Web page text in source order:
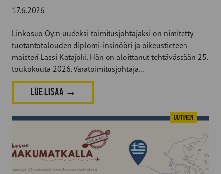
17.6.2026
Linkosuo Oy:n uudeksi toimitusjohtajaksi on nimitetty
tuotantotalouden diplomi-insinööri ja oikeustieteen
maisteri Lassi Katajoki. Hän on aloittanut tehtävässään 25.
toukokuuta 2026. Varatoimitusjohtaja…
LUE LISÄÄ →
Uutinen